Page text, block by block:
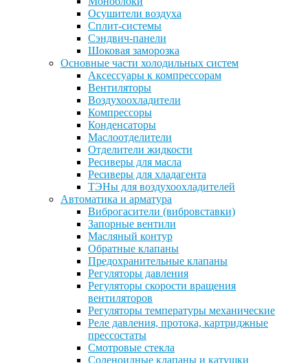
Осушители воздуха
Сплит-системы
Сэндвич-панели
Шоковая заморозка
Основные части холодильных систем
Аксессуары к компрессорам
Вентиляторы
Воздухоохладители
Компрессоры
Конденсаторы
Маслоотделители
Отделители жидкости
Ресиверы для масла
Ресиверы для хладагента
ТЭНы для воздухоохладителей
Автоматика и арматура
Виброгасители (вибровставки)
Запорные вентили
Масляный контур
Обратные клапаны
Предохранительные клапаны
Регуляторы давления
Регуляторы скорости вращения
вентиляторов
Регуляторы температуры механические
Реле давления, протока, картриджные
прессостаты
Смотровые стекла
Соленоидные клапаны и катушки